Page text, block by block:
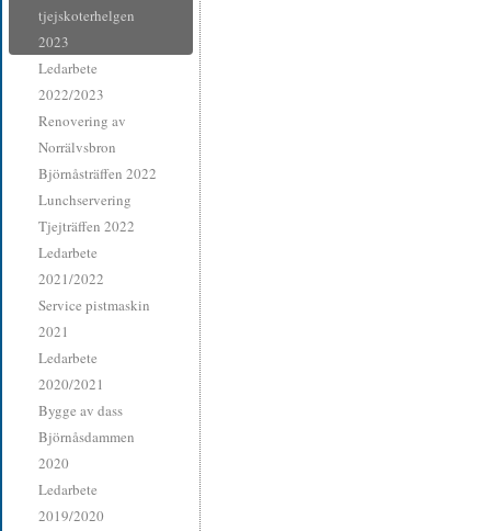
tjejskoterhelgen
2023
Ledarbete
2022/2023
Renovering av
Norrälvsbron
Björnåsträffen 2022
Lunchservering
Tjejträffen 2022
Ledarbete
2021/2022
Service pistmaskin
2021
Ledarbete
2020/2021
Bygge av dass
Björnåsdammen
2020
Ledarbete
2019/2020